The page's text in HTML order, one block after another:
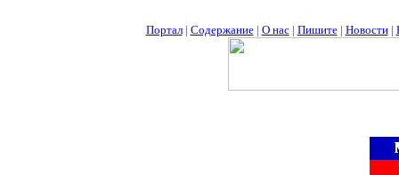
Портал| Содержание| О нас| Пишите| Новости|